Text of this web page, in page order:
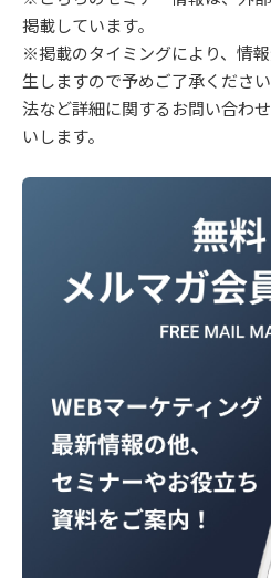
掲載しています。
※掲載のタイミングにより、情
生しますので予めご了承くださ
法など詳細に関するお問い合わ
いします。